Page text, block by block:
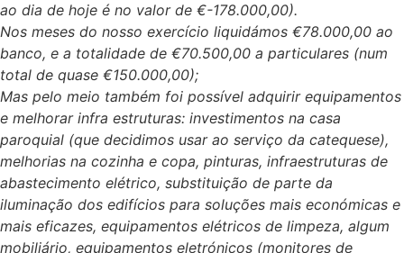
ao dia de hoje é no valor de €-178.000,00).
Nos meses do nosso exercício liquidámos €78.000,00 ao
banco, e a totalidade de €70.500,00 a particulares (num
total de quase €150.000,00);
Mas pelo meio também foi possível adquirir equipamentos
e melhorar infra estruturas: investimentos na casa
paroquial (que decidimos usar ao serviço da catequese),
melhorias na cozinha e copa, pinturas, infraestruturas de
abastecimento elétrico, substituição de parte da
iluminação dos edifícios para soluções mais económicas e
mais eficazes, equipamentos elétricos de limpeza, algum
mobiliário, equipamentos eletrónicos (monitores de